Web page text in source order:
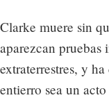
Clarke muere sin
aparezcan pruebas
extraterrestres, y
entierro sea un